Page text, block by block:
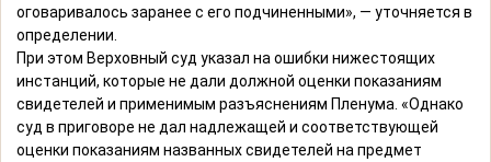
оговаривалось заранее с его подчиненными», — уточняется в
определении.
При этом Верховный суд указал на ошибки нижестоящих
инстанций, которые не дали должной оценки показаниям
свидетелей и применимым разъяснениям Пленума. «Однако
суд в приговоре не дал надлежащей и соответствующей
оценки показаниям названных свидетелей на предмет